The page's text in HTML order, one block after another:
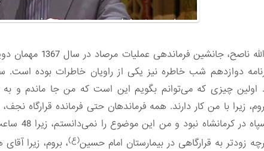
اولین چیزی که می‌توانم بگویم این است که من جا ماندم و به
زیرا با من کار دارند. همه فرماندهان حتی فرمانده
زودتر به قرارگاهی در بیمارستان امام حسین(ع)، بروم، زیرا